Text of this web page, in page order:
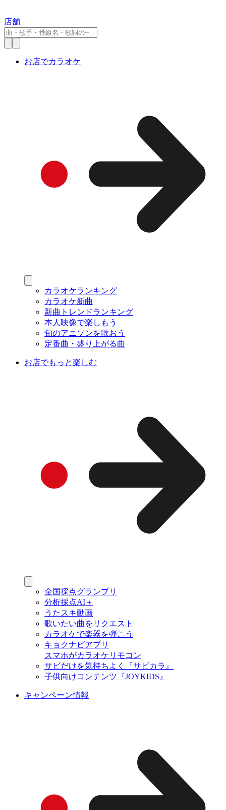
店舗
お店でカラオケ
カラオケランキング
カラオケ新曲
新曲トレンドランキング
本人映像で楽しもう
旬のアニソンを歌おう
定番曲・盛り上がる曲
お店でもっと楽しむ
全国採点グランプリ
分析採点AI＋
うたスキ動画
歌いたい曲をリクエスト
カラオケで楽器を弾こう
キョクナビアプリ
スマホがカラオケリモコン
サビだけを気持ちよく『サビカラ』
子供向けコンテンツ『JOYKIDS』
キャンペーン情報